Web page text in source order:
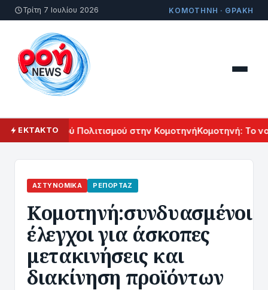
Τρίτη 7 Ιουλίου 2026 ΚΟΜΟΤΗΝΗ · ΘΡΑΚΗ
ΕΚΤΑΚΤΟ
Αρμενικού Πολιτισμού στην ΚομοτηνήΚομοτηνή: Το
ΑΣΤΥΝΟΜΙΚΆ ΡΕΠΟΡΤΆΖ
Κομοτηνή:συνδυασμένοι
έλεγχοι για άσκοπες
μετακινήσεις και
διακίνηση προϊόντων